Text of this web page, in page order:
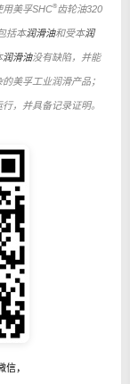
用美孚SHC®齿轮油320
括本润滑油和受本润
润滑油没有缺陷，并能
美孚工业润滑产品；
，并具备记录证明。
信，